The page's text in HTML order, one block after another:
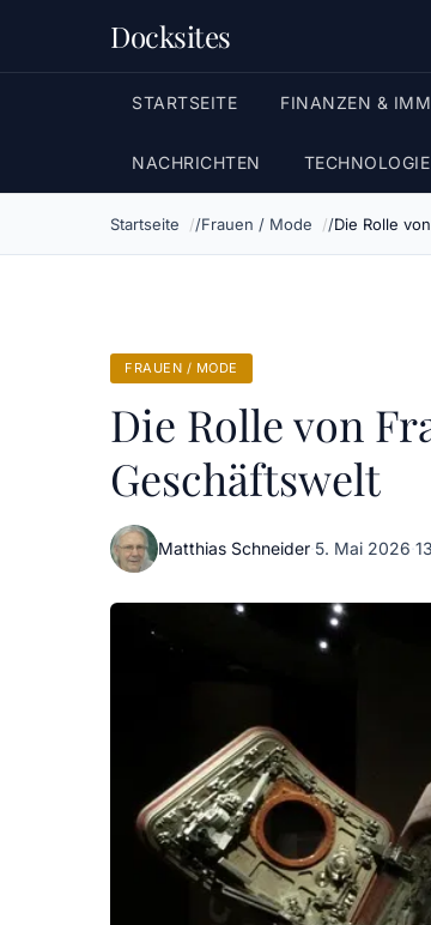
Docksites
STARTSEITE FINANZEN &
NACHRICHTEN TECHNOLOGIE
Startseite Frauen / Mode Die Rolle
FRAUEN / MODE
Die Rolle von
Geschäftswelt
Matthias Schneider·5. Mai 2026·